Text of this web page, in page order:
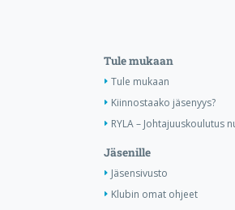
Tule mukaan
Tule mukaan
Kiinnostaako jäsenyys?
RYLA – Johtajuuskoulutus
Jäsenille
Jäsensivusto
Klubin omat ohjeet